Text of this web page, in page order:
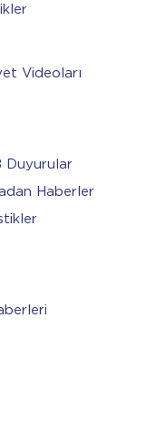
Videoları
Duyurular
Haberler